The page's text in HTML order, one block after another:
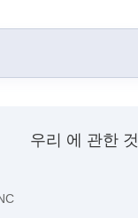
우리 에 관한 것